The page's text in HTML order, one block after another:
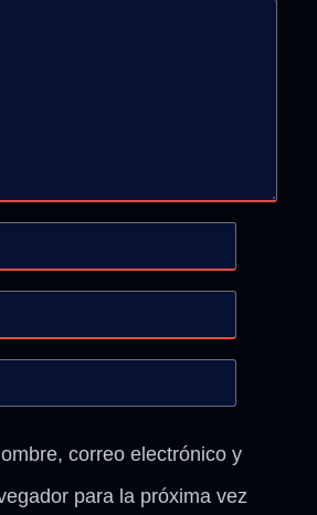
correo electrónico y
para la próxima vez